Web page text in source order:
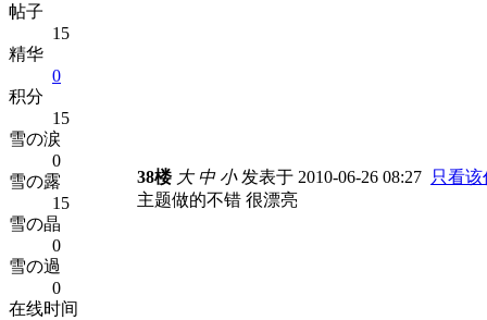
帖子
15
精华
0
积分
15
雪の涙
0
雪の露
15
雪の晶
0
雪の過
0
在线时间
38楼 大 中 小发表于 2010-06-26 08:27 只看该
主题做的不错 很漂亮